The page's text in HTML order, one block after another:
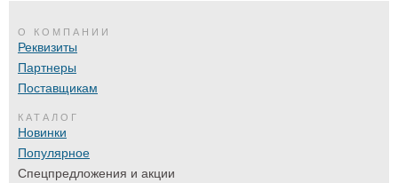
О КОМПАНИИ
Реквизиты
Партнеры
Поставщикам
КАТАЛОГ
Новинки
Популярное
Спецпредложения и акции